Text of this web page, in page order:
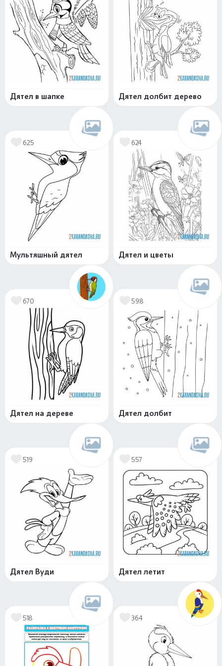
Дятел в шапке Дятел долбит дерево
625
Мультяшный дятел
624
Дятел и цветы
670
Дятел на дереве
598
Дятел долбит
519
Дятел Вуди
557
Дятел летит
518 364